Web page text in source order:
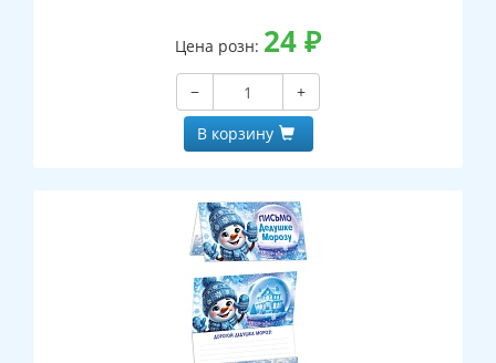
Цена розн: 24₽
−
+
В корзину